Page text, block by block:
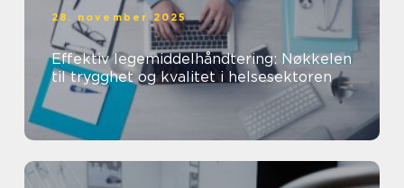
28. november 2025
Effektiv legemiddelhåndtering: Nøkkelen
til trygghet og kvalitet i helsesektoren